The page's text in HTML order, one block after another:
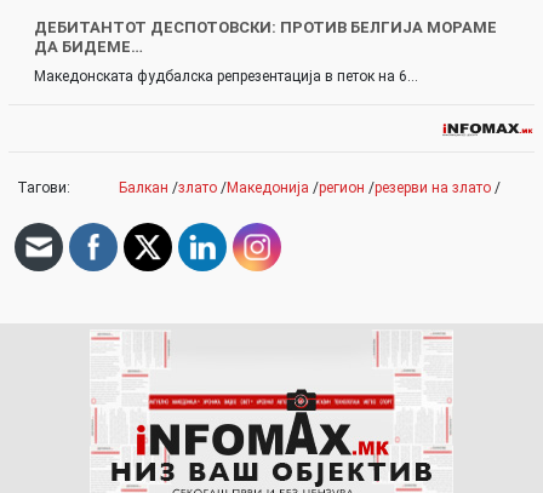
ДЕБИТАНТОТ ДЕСПОТОВСКИ: ПРОТИВ БЕЛГИЈА МОРАМЕ
ДА БИДЕМЕ…
Македонската фудбалска репрезентација в петок на 6…
Тагови: Балкан /злато /Македонија /регион /резерви на злато /